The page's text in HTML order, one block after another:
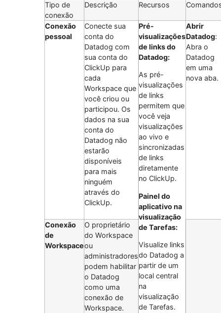
Tipo de
conexão
Descrição Recursos
Conexão
pessoal
Conecte sua
conta do
Datadog com
sua conta do
ClickUp para
cada
Workspace que
você criou ou
participou. Os
dados na sua
conta do
Datadog não
estarão
disponíveis
para mais
ninguém
através do
ClickUp.
Pré-
visualizações
de links do
Datadog:
As pré-
visualizações
de links
permitem que
você veja
visualizações
ao vivo e
sincronizadas
de links
diretamente
no ClickUp.
Painel do
aplicativo na
visualização
de Tarefas:
Visualize links
do Datadog a
partir de um
local central
na
visualização
de Tarefas.
Abrir
Datadog:
Abra o
Datadog
em uma
nova aba.
Conexão
de
Workspace
O proprietário
do Workspace
ou
administradores
podem habilitar
o Datadog
como uma
conexão de
Workspace.